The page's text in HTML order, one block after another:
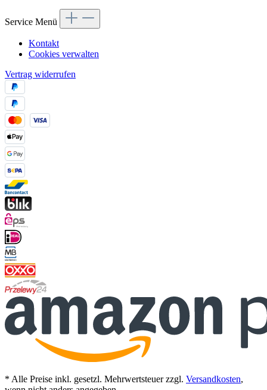
Service Menü
Kontakt
Cookies verwalten
Vertrag widerrufen
* Alle Preise inkl. gesetzl. Mehrwertsteuer zzgl. Versandkosten,